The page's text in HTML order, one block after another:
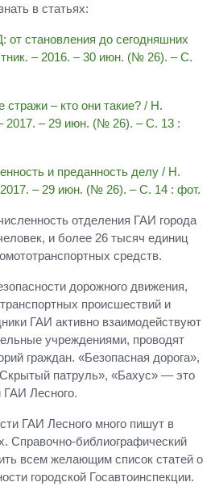
в статьях:
становления до сегодняшних
– 2016. – 30 июн. (№ 26). – С.
– кто они такие? / Н.
2017. – 29 июн. (№ 26). – С. 13 :
и преданность делу / Н.
– 29 июн. (№ 26). – С. 14 : фот.
отделения ГАИ города
и более 26 тысяч единиц
средств.
дорожного движения,
происшествий и
ГАИ активно взаимодействуют
учреждениями, проводят
граждан. «Безопасная дорога»,
патруль», «Бахус» — это
ГАИ Лесного.
ГАИ Лесного много пишут в
Справочно-библиографический
всем желающим список статей о
городской Госавтоинспекции.